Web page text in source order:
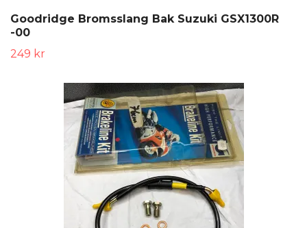
Goodridge Bromsslang Bak Suzuki GSX1300R
-00
249 kr